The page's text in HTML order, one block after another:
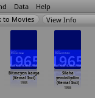
Data Help
View Info
Bitmeyen kavga
(Kemal Inci)
1965
Silaha
yeminliydim
(Kemal Inci)
1965